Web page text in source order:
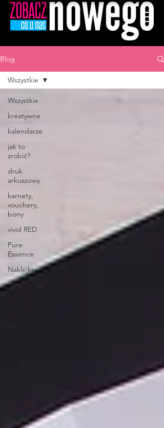
Blog
Wszystkie
kreatywne
kalendarze
jak to
zrobić?
druk
arkuszowy
karnety,
vouchery,
bony
vivid RED
Pure
Essence
Naklejki
Wszystkie